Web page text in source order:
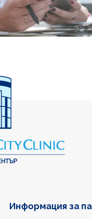
Информация за